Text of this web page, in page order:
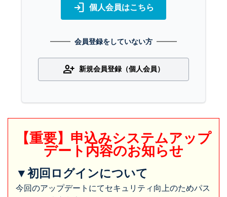
login 個人会員はこちら
会員登録をしていない方
person_add 新規会員登録（個人会員）
【重要】申込みシステムアップ
デート内容のお知らせ
▼初回ログインについて
今回のアップデートにてセキュリティ向上のためパス